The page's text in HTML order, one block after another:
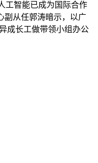
工智能已成为国际合作
副从任郭涛暗示，以广
成长工做带领小组办公